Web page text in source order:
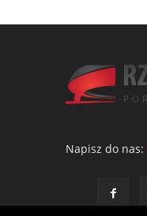
Napisz do nas: